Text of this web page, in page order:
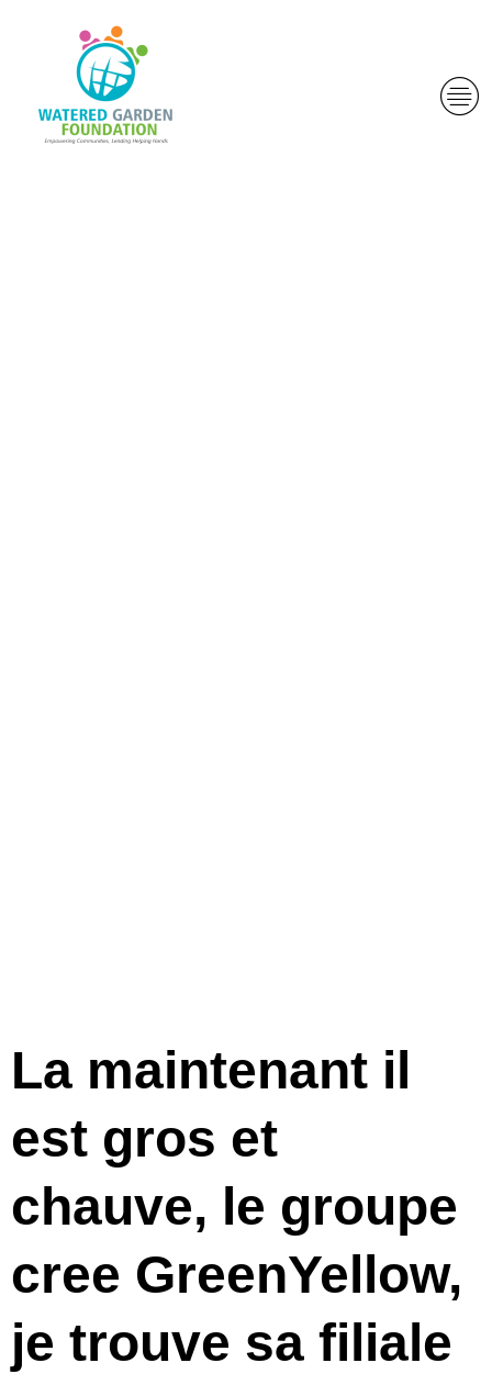
La maintenant il
est gros et
chauve, le groupe
cree GreenYellow,
je trouve sa filiale